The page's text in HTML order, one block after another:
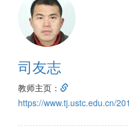
司友志
教师主页：
https://www.tj.ustc.edu.cn/